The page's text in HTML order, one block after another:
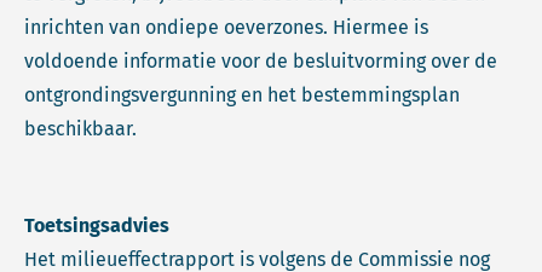
inrichten van ondiepe oeverzones. Hiermee is
voldoende informatie voor de besluitvorming over de
ontgrondingsvergunning en het bestemmingsplan
beschikbaar.
Toetsingsadvies
Het milieueffectrapport is volgens de Commissie nog